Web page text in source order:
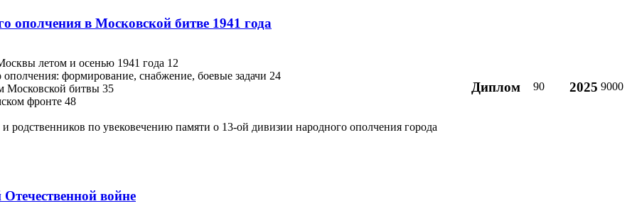
ополчения в Московской битве 1941 года
летом и осенью 1941 года 12
ополчения: формирование, снабжение, боевые задачи 24
Московской битвы 35
фронте 48
родственников по увековечению памяти о 13-ой дивизии народного ополчения города
Диплом 90 2025 9000
войне